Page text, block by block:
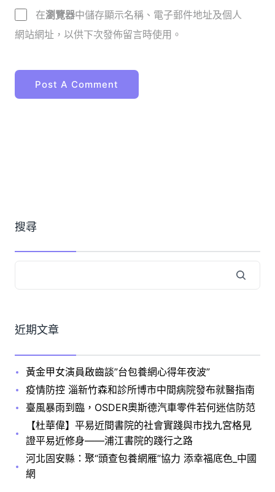
在瀏覽器中儲存顯示名稱、電子郵件地址及個人
網站網址，以供下次發佈留言時使用。
搜尋
近期文章
黃金甲女演員啟齒談”台包養網心得年夜波”
疫情防控 淄新竹森和診所博市中間病院發布就醫指南
臺風暴雨到臨，OSDER奧斯德汽車零件若何迷信防范
【杜華偉】平易近間書院的社會實踐與市找九宮格見
證平易近修身——浦江書院的踐行之路
河北固安縣：聚“頭查包養網雁”協力 添幸福底色_中國
網